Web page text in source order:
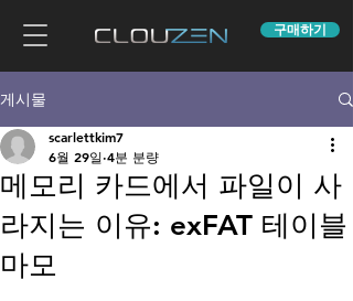
구매하기
게시물
메모리 카드에서 파일이 사
라지는 이유: exFAT 테이블
마모
scarlettkim7
6월 29일 4분 분량